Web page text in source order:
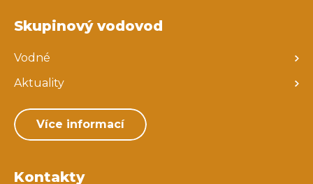
Skupinový vodovod
Vodné
Aktuality
Více informací
Kontakty